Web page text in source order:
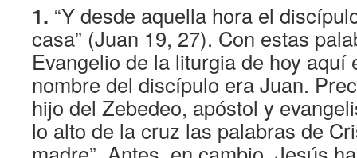
1. “Y desde aquella hora el
casa” (Juan 19, 27). Con estas
Evangelio de la liturgia de hoy aquí
nombre del discípulo era Juan.
hijo del Zebedeo, apóstol y
lo alto de la cruz las palabras de